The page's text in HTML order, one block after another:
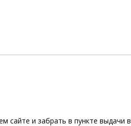
сайте и забрать в пункте выдачи в